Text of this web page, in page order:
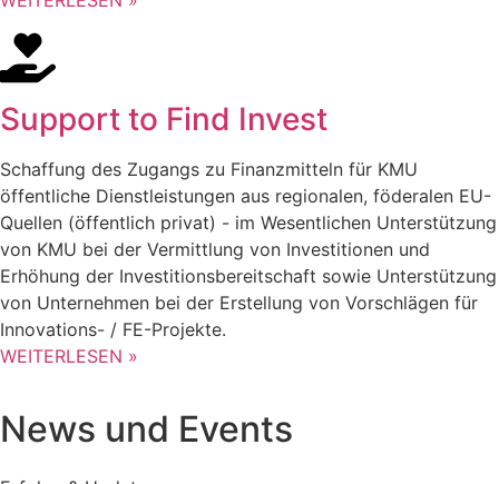
Support to Find Invest
Schaffung des Zugangs zu Finanzmitteln für KMU
öffentliche Dienstleistungen aus regionalen, föderalen EU-
Quellen (öffentlich privat) - im Wesentlichen Unterstützung
von KMU bei der Vermittlung von Investitionen und
Erhöhung der Investitionsbereitschaft sowie Unterstützung
von Unternehmen bei der Erstellung von Vorschlägen für
Innovations- / FE-Projekte.
WEITERLESEN »
News und Events